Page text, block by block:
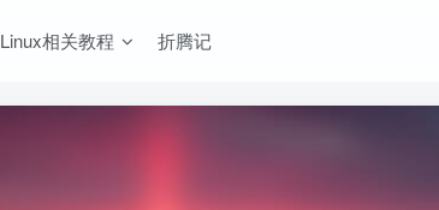
Linux相关教程 折腾记